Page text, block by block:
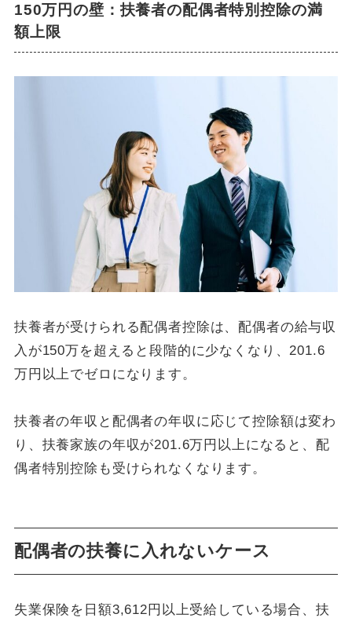
150万円の壁：扶養者の配偶者特別控除の満
額上限
扶養者が受けられる配偶者控除は、配偶者の給与収
入が150万を超えると段階的に少なくなり、201.6
万円以上でゼロになります。
扶養者の年収と配偶者の年収に応じて控除額は変わ
り、扶養家族の年収が201.6万円以上になると、配
偶者特別控除も受けられなくなります。
配偶者の扶養に入れないケース
失業保険を日額3,612円以上受給している場合、扶